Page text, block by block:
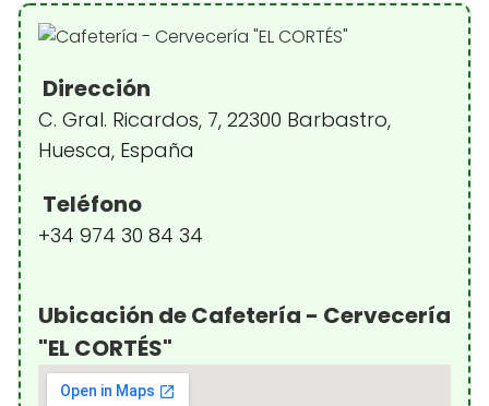
Dirección
C. Gral. Ricardos, 7, 22300 Barbastro,
Huesca, España
Teléfono
+34 974 30 84 34
Ubicación de Cafetería - Cervecería
"EL CORTÉS"